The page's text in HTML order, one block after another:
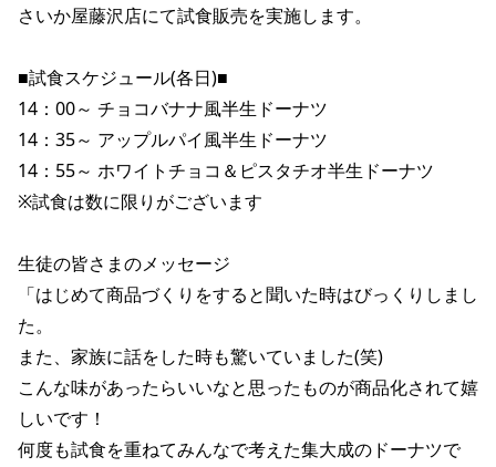
さいか屋藤沢店にて試食販売を実施します。
■試食スケジュール(各日)■
14：00～ チョコバナナ風半生ドーナツ
14：35～ アップルパイ風半生ドーナツ
14：55～ ホワイトチョコ＆ピスタチオ半生ドーナツ
※試食は数に限りがございます
生徒の皆さまのメッセージ
「はじめて商品づくりをすると聞いた時はびっくりしまし
た。
また、家族に話をした時も驚いていました(笑)
こんな味があったらいいなと思ったものが商品化されて嬉
しいです！
何度も試食を重ねてみんなで考えた集大成のドーナツで